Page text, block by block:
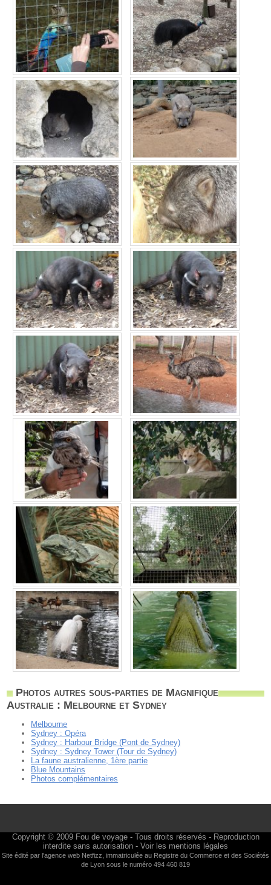
Photos autres sous-parties de Magnifique
Australie : Melbourne et Sydney
Melbourne
Sydney : Opéra
Sydney : Harbour Bridge (Pont de Sydney)
Sydney : Sydney Tower (Tour de Sydney)
La faune australienne, 1ère partie
Blue Mountains
Photos complémentaires
Copyright © 2009 Fou de voyage- Tous droits réservés - Reproduction
interdite sans autorisation - Voir les mentions légales
Site édité par l'agence web Netfizz , immatriculée au Registre du Commerce et des Sociétés
de Lyon sous le numéro 494 460 819